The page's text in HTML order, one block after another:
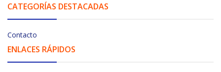
CATEGORÍAS DESTACADAS
Contacto
ENLACES RÁPIDOS